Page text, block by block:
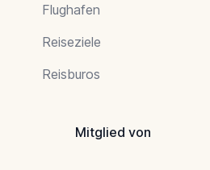
Flughafen
Reiseziele
Reisburos
Mitglied von